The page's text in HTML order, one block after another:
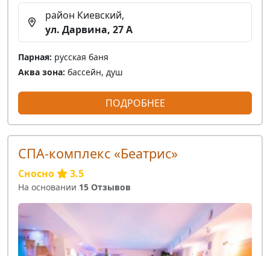
район Киевский,
ул. Дарвина, 27 А
Парная: русская баня
Аква зона: бассейн, душ
ПОДРОБНЕЕ
СПА-комплекс «Беатрис»
Сносно 3.5
На основании 15 Отзывов